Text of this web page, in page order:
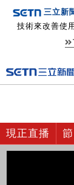
三立新
技術來改善使
現正直播